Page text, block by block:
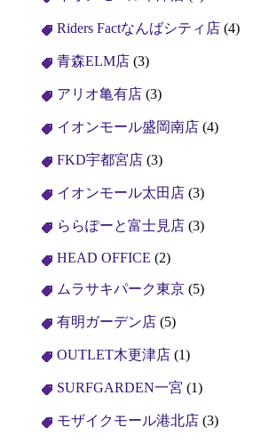
Riders Factなんばシティ店 (4)
青森ELM店 (3)
アリオ亀有店 (3)
イオンモール盛岡南店 (4)
FKD宇都宮店 (3)
イオンモール太田店 (3)
ららぽーと富士見店 (3)
HEAD OFFICE (2)
ムラサキパーク東京 (5)
有明ガーデン店 (5)
OUTLET木更津店 (1)
SURFGARDEN一宮 (1)
モザイクモール港北店 (3)